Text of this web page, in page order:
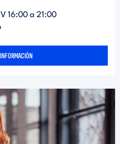
V 16:00 a 21:00